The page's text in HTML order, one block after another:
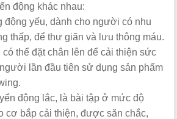
động khác nhau:
động yếu, dành cho người có nhu
thấp, để thư giãn và lưu thông máu.
thể đặt chân lên để cải thiện sức
lần đầu tiên sử dụng sản phẩm
động lắc, là bài tập ở mức độ
cơ bắp cải thiện, được săn chắc,